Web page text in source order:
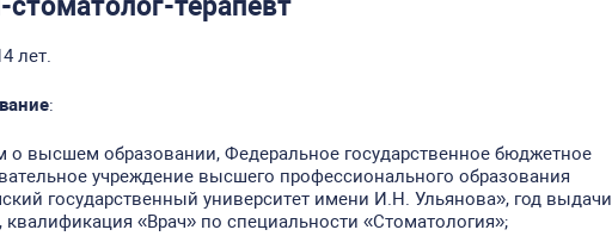
лет.
:
о высшем образовании, Федеральное государственное бюджетное
учреждение высшего профессионального образования
государственный университет имени И.Н. Ульянова», год выдачи
«Врач» по специальности «Стоматология»;